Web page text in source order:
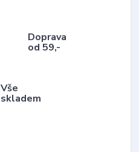
Doprava
od 59,-
Vše
skladem